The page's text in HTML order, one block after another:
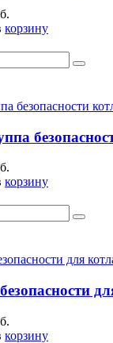
корзину
корзину
корзину